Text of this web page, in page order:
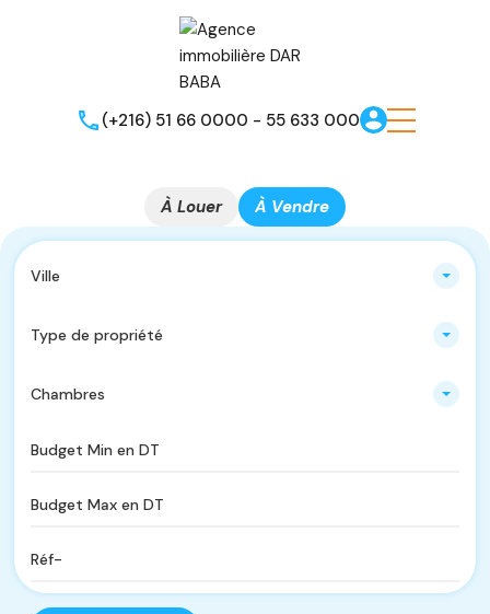
(+216) 51 66 0000 - 55 633 000
À Louer À Vendre
Ville
Type de propriété
Chambres